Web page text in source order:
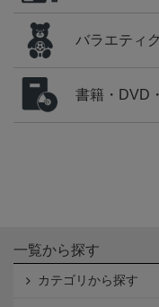
バラエティ
書籍・DVD
一覧から探す
カテゴリから探す